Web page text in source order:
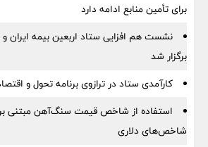
برای تأمین منابع ادامه دارد
نشست هم افزایی ستاد اربعین بیمه ایران
برگزار شد
کارآمدی ستاد در ترازوی برنامه تحول و
استفاده از شاخص قیمت سنگ‌آهن مبتنی
شاخص‌های دلاری